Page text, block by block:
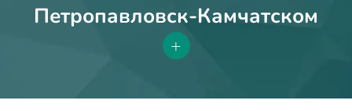
Петропавловск-Камчатском
+